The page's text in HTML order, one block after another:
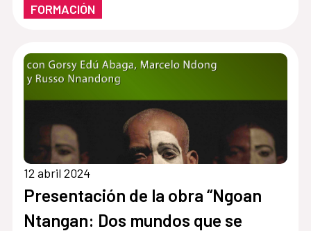
FORMACIÓN
12 abril 2024
Presentación de la obra “Ngoan
Ntangan: Dos mundos que se